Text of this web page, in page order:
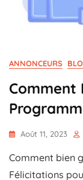
ANNONCEURS
Comment
Août 11, 2023
Comment bien
Félicitations